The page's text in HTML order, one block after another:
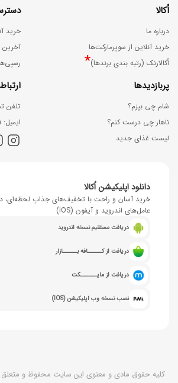
اُکالا
درباره ما
خرید آنلاین از سوپرمارکت‌ها
اُکالارنک (رتبه بندی برندها)*
خرید
آخرین
پربازدیدها
شام چی بپزم؟
ناهار چی درست کنم؟
لیست غذای جدید
ﺗﻠﻔﻦ ﺗﻤﺎس:
اﯾﻤﯿﻞ: info@okala.com
دانلود اپلیکیشن اُکالا
خرید آسان و راحت با تخفیف‌های جذابِ لحظه‌ای،
عامل‌های اندروید و آیفون (iOS)
دریافت مستقیم نسخه اندروید
دریافت از کــــــافه بــــــازار
دریافت از مایـــــــکت
نصب نسخه وب اپلیکیشن (IOS)
کلیه حقوق مادی و معنوی این سایت محفوظ و